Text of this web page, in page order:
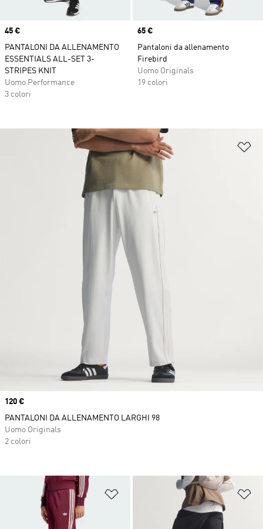
Price
45 €
PANTALONI DA ALLENAMENTO
ESSENTIALS ALL-SET 3-
STRIPES KNIT
Uomo Performance
3 colori
Price
65 €
Pantaloni da allenamento
Firebird
Uomo Originals
19 colori
Aggiungi alla lista dei desideri
Price
120 €
PANTALONI DA ALLENAMENTO LARGHI 98
Uomo Originals
2 colori